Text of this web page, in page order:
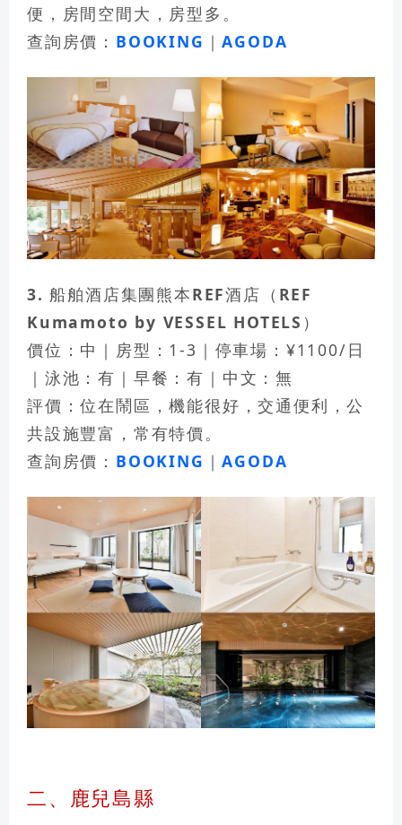
便，房間空間大，房型多。
查詢房價： BOOKING ｜AGODA
3. 船舶酒店集團熊本REF酒店（REF
Kumamoto by VESSEL HOTELS）
價位：中｜房型：1-3｜停車場：¥1100/日
｜泳池：有｜早餐：有｜中文：無
評價：位在鬧區，機能很好，交通便利，公
共設施豐富，常有特價。
查詢房價： BOOKING ｜AGODA
二、鹿兒島縣